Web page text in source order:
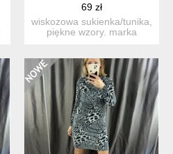
69 zł
wiskozowa sukienka/tunika,
piękne wzory. marka